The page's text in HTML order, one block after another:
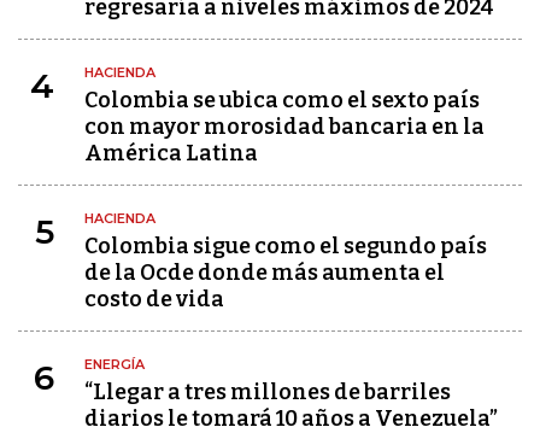
regresaría a niveles máximos de 2024
4 HACIENDA
Colombia se ubica como el sexto país
con mayor morosidad bancaria en la
América Latina
5 HACIENDA
Colombia sigue como el segundo país
de la Ocde donde más aumenta el
costo de vida
6 ENERGÍA
“Llegar a tres millones de barriles
diarios le tomará 10 años a Venezuela”